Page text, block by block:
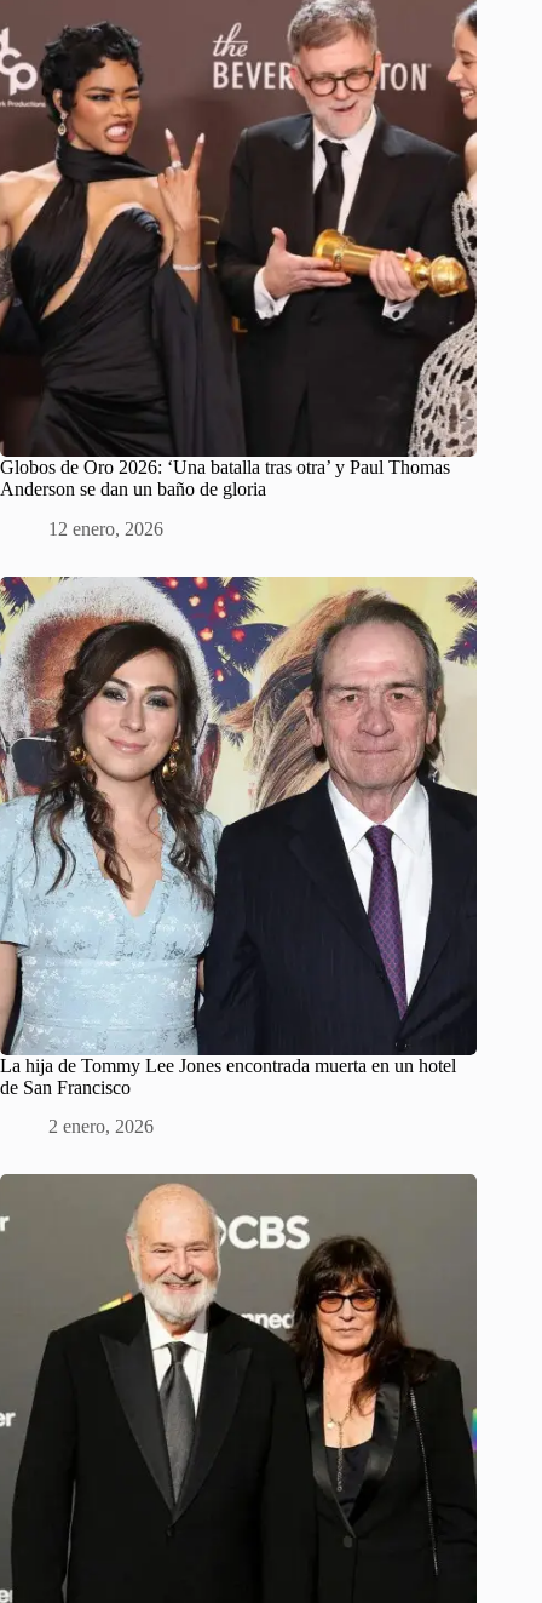
Globos de Oro 2026: ‘Una batalla tras otra’ y Paul Thomas
Anderson se dan un baño de gloria
12 enero, 2026
La hija de Tommy Lee Jones encontrada muerta en un hotel
de San Francisco
2 enero, 2026